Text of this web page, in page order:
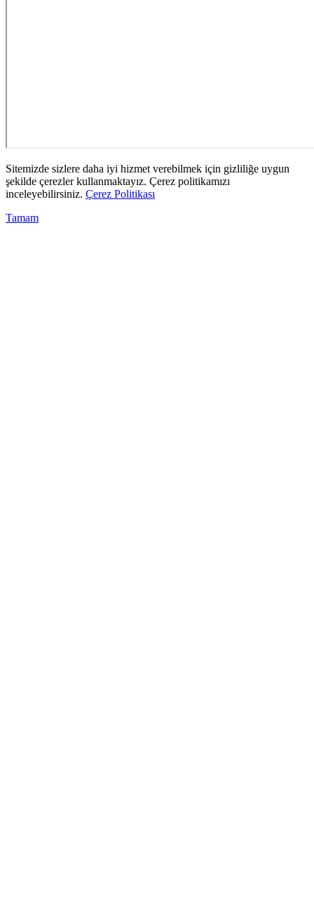
Sitemizde sizlere daha iyi hizmet verebilmek için gizliliğe uygun
şekilde çerezler kullanmaktayız. Çerez politikamızı
inceleyebilirsiniz. Çerez Politikası
Tamam